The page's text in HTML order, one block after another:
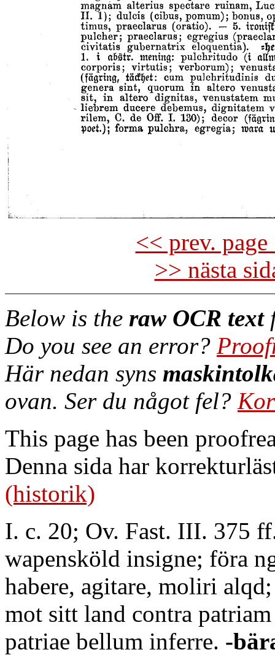
<< prev.
>> nästa
Below is the raw OCR text
Do you see an error?
Här nedan syns
ovan. Ser du något fel?
This page has been
Denna sida har
(historik)
I. c. 20; Ov. Fast. III. 375
wapensköld insigne; föra
habere, agitare, moliri
mot sitt land contra
patriae bellum inferre. -